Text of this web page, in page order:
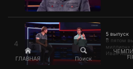
ГЛАВНАЯ Поиск
4
5 выпуск
В пятом
миллион»
Иван
5 выпуск